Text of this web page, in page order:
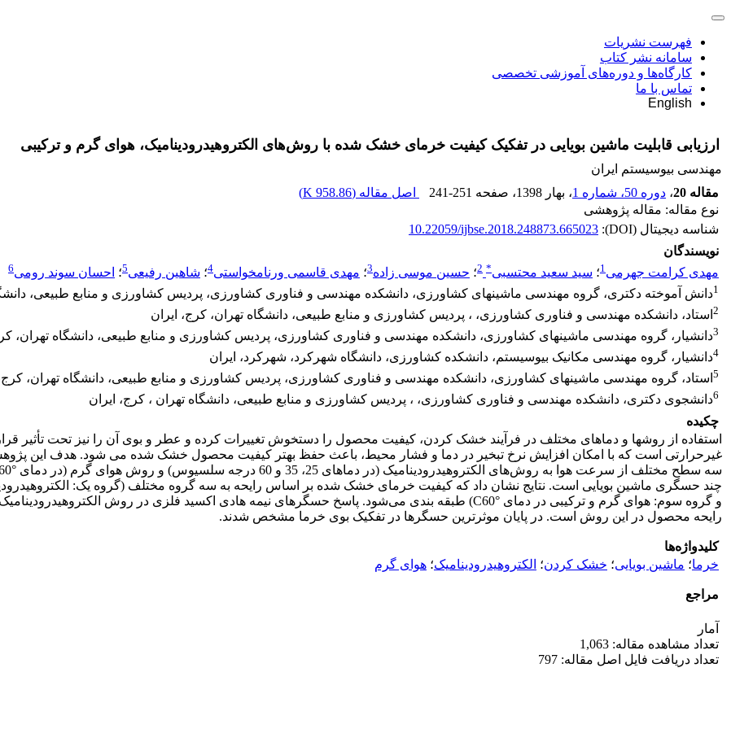
فهرست نشریات
سامانه نشر کتاب
کارگاه‌ها و دوره‌های آموزشی تخصصی
تماس با ما
English
ارزیابی قابلیت ماشین بویایی در تفکیک کیفیت خرمای خشک شده با روش‌های الکتروهیدرودینامیک، هوای گرم و ترکیبی
مهندسی بیوسیستم ایران
مقاله 20
، دوره 50، شماره 1 ، بهار 1398 ، صفحه 241-251 اصل مقاله (958.86 K
)
نوع مقاله: مقاله پژوهشی
شناسه دیجیتال (DOI):
10.22059/ijbse.2018.248873.665023
نویسندگان
مهدی کرامت جهرمی1؛ سید سعید محتسبی*
2؛ حسین موسی زاده3؛ مهدی قاسمی ورنامخواستی4؛ شاهین رفیعی5؛ احسان سوند رومی6
1دانش آموخته دکتری، گروه مهندسی ماشینهای کشاورزی، دانشکده مهندسی و فناوری کشاورزی، پردیس کشاورزی و منابع طبیعی،
2 استاد، دانشکده مهندسی و فناوری کشاورزی، ، پردیس کشاورزی و منابع طبیعی، دانشگاه تهران، کرج، ایران
3دانشیار، گروه مهندسی ماشینهای کشاورزی، دانشکده مهندسی و فناوری کشاورزی، پردیس کشاورزی و منابع طبیعی، دانشگاه تهران،
4دانشیار، گروه مهندسی مکانیک بیوسیستم، دانشکده کشاورزی، دانشگاه شهرکرد، شهرکرد، ایران
5 استاد، گروه مهندسی ماشینهای کشاورزی، دانشکده مهندسی و فناوری کشاورزی، پردیس کشاورزی و منابع طبیعی، دانشگاه تهران، کرج،
6دانشجوی دکتری، دانشکده مهندسی و فناوری کشاورزی، ، پردیس کشاورزی و منابع طبیعی، دانشگاه تهران ، کرج، ایران
چکیده
استفاده از روش­ها و دماهای مختلف در فرآیند خشک کردن، کیفیت محصول را دستخوش تغییرات کرده و عطر و بوی آن را نیز تحت تأثیر
غیر‌حرارتی است که با امکان افزایش نرخ تبخیر در دما و فشار محیط، باعث حفظ بهتر کیفیت محصول خشک شده می شود. هدف این
رایحه محصول در این روش است. در پایان موثرترین حسگرها در تفکیک بوی خرما مشخص شدند.
کلیدواژه‌ها
خرما؛ ماشین بویایی؛ خشک کردن؛ الکتروهیدرودینامیک؛ هوای گرم
مراجع
آمار
تعداد مشاهده مقاله: 1,063
تعداد دریافت فایل اصل مقاله: 797